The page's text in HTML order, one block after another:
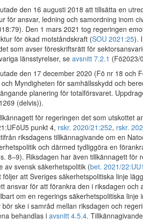
den 16 augusti 2018 att tillsätta en
för ansvar, ledning och samordning inom
Den 1 mars 2021 tog regeringen
för ökad motståndskraft (SOU 2021:25).
som avser föreskriftsrätt för
länsstyrelser, seavsnitt 7.2.1 (Fö2023/
den 17 december 2020 (Fö nr 18 och
Myndigheten för samhällsskydd och
planering för totalförsvaret.
(delvis)).
för regeringen det som utskottet
punkt 4, rskr. 2020/21:252, rskr.
riksdagens tillkännagivande om en
och därmed tydliggöra en
8–9). Riksdagen har även tillkännagett för
av svensk säkerhetspolitik (bet. 2021/
följer att Sveriges säkerhetspolitiska linje
ansvar för att förankra den i riksdagen och
om en regerings säkerhetspolitiska linje
ske i samråd mellan riksdagen och
behandlas i avsnitt 4.5.4.